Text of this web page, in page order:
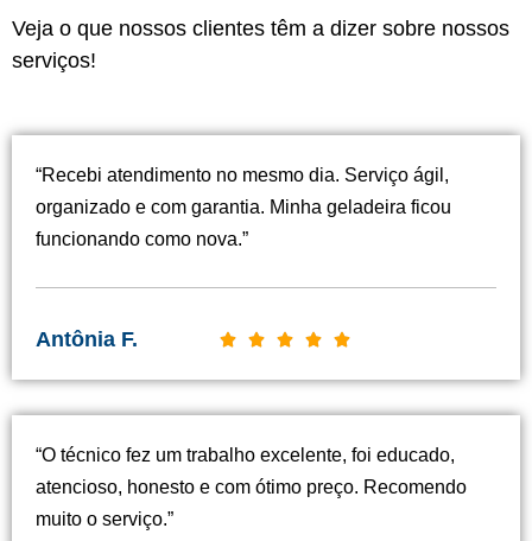
Veja o que nossos clientes têm a dizer sobre nossos
serviços!
“Recebi atendimento no mesmo dia. Serviço ágil,
organizado e com garantia. Minha geladeira ficou
funcionando como nova.”
Antônia F.     C
s
i
“O técnico fez um trabalho excelente, foi educado,
atencioso, honesto e com ótimo preço. Recomendo
muito o serviço.”